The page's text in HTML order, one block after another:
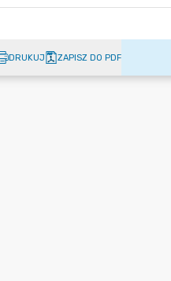
DRUKUJ ZAPISZ DO PDF